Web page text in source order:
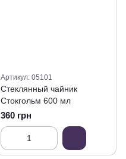
Артикул: 05101
Стеклянный чайник
Стокгольм 600 мл
360 грн